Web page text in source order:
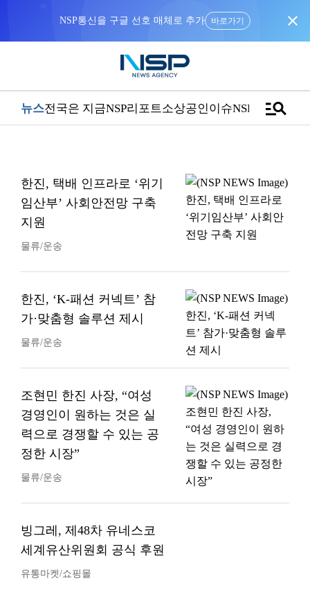
NSP통신을 구글 선호 매체로 추가 바로가기 close
뉴스전국은 지금NSP리포트소상공인이슈NSPTVmanage_search
한진, 택배 인프라로 ‘위기
임산부’ 사회안전망 구축
지원
물류/운송
한진, ‘K-패션 커넥트’ 참
가·맞춤형 솔루션 제시
물류/운송
조현민 한진 사장, “여성
경영인이 원하는 것은 실
력으로 경쟁할 수 있는 공
정한 시장”
물류/운송
빙그레, 제48차 유네스코
세계유산위원회 공식 후원
유통마켓/쇼핑몰